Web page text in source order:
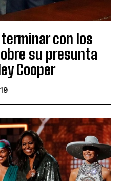
con los
su presunta
Cooper